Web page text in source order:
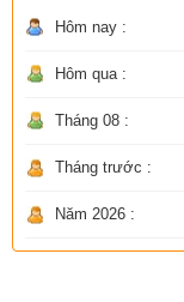
Hôm nay :
Hôm qua :
Tháng 08 :
Tháng trước :
Năm 2026 :